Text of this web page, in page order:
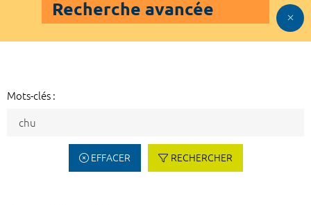
Recherche avancée
Mots-clés :
EFFACER RECHERCHER